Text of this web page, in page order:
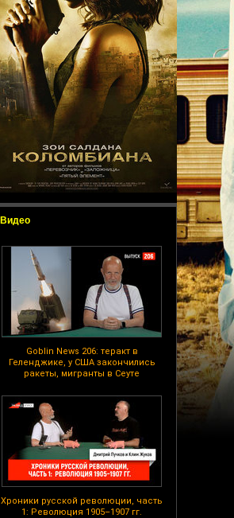
Видео
Goblin News 206: теракт в
Геленджике, у США закончились
ракеты, мигранты в Сеуте
Хроники русской революции, часть
1: Революция 1905–1907 гг.